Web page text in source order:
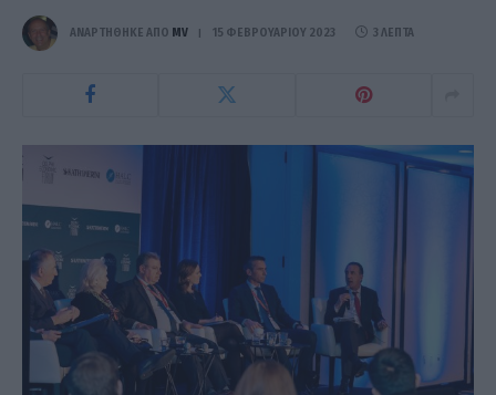
ΑΝΑΡΤΗΘΗΚΕ ΑΠΟ MV 15 ΦΕΒΡΟΥΑΡΊΟΥ 2023 3 ΛΕΠΤΆ